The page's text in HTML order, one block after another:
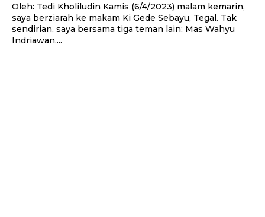
Oleh: Tedi Kholiludin Kamis (6/4/2023) malam kemarin,
saya berziarah ke makam Ki Gede Sebayu, Tegal. Tak
sendirian, saya bersama tiga teman lain; Mas Wahyu
Indriawan,...